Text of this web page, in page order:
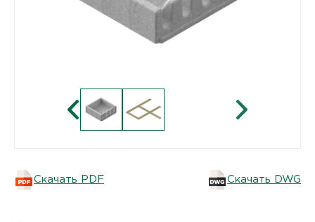
Скачать PDF Скачать DWG